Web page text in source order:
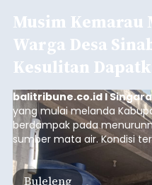
Musim Kemarau
Warga Desa
Kesulitan
balitribune.co.id I
yang mulai melanda
berdampak pada
sumber mata air. Kondisi
warga di beberapa desa
kesulitan mendapatkan air
untuk memenuhi
Buleleng